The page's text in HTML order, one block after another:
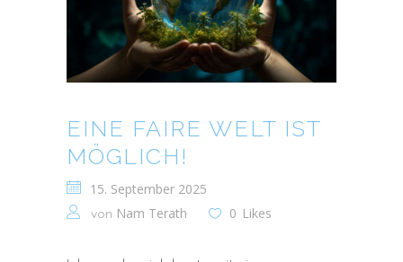
EINE FAIRE WELT IST
MÖGLICH!
15. September 2025
von Nam Terath 0 Likes